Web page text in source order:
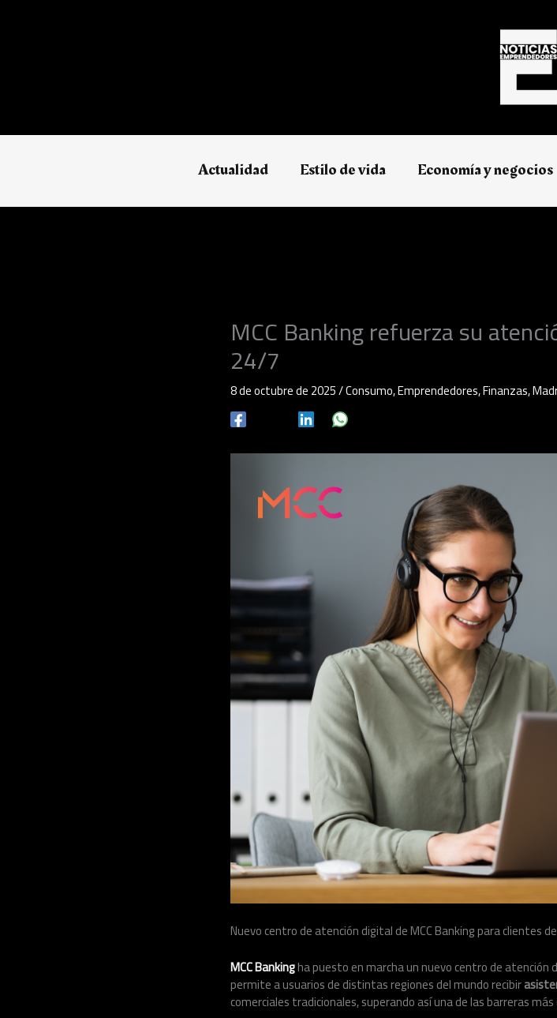
Actualidad Estilo de vida Economía y negocios​
MCC Banking refuerza su
24/7
8 de octubre de 2025/Consumo,Emprendedores,Finanzas,
Nuevo centro de atención digital de MCC Banking para clientes
MCC Bankingha puesto en marcha un nuevo centro de
permite a usuarios de distintas regiones del mundo recibir
comerciales tradicionales, superando así una de las barreras